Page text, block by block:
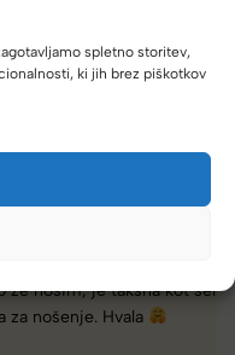
spletno storitev,
ki jih brez piškotkov
(4,8/5)
poštenih cen in velike
pričakovala; lahka,